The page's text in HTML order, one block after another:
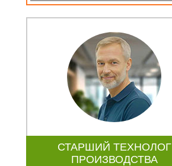
СТАРШИЙ ТЕХНОЛОГ
ПРОИЗВОДСТВА